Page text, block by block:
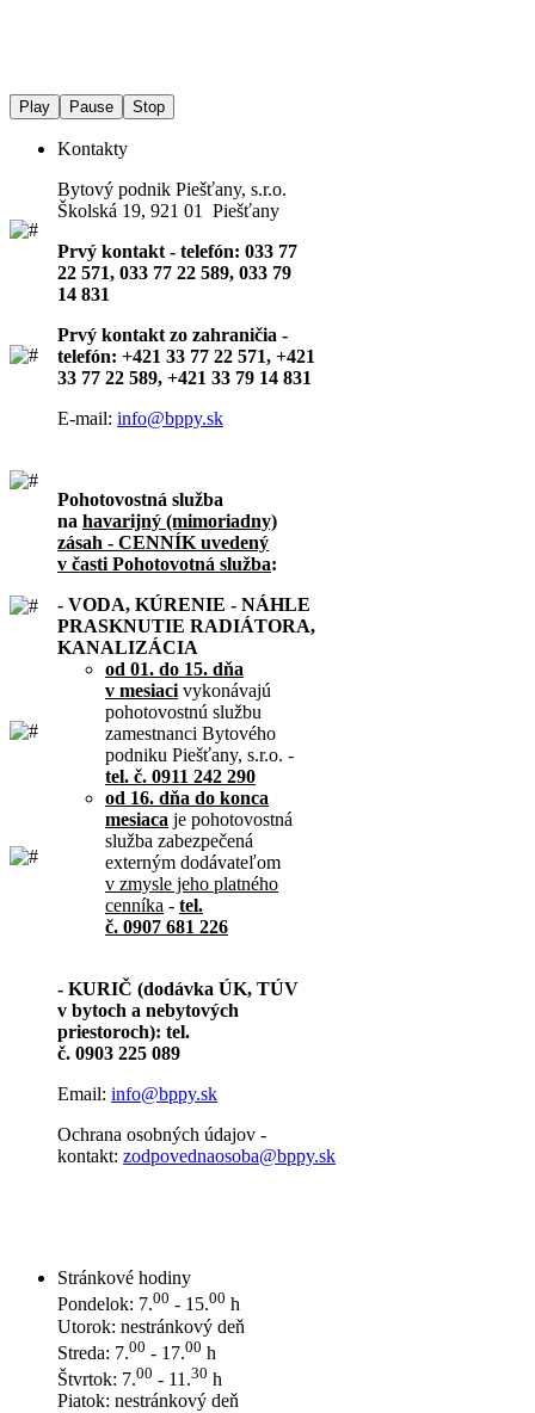
Play Pause Stop
Kontakty
Bytový podnik Piešťany, s.r.o.
Školská 19, 921 01 Piešťany
Prvý kontakt - telefón: 033 77
22 571, 033 77 22 589, 033 79
14 831
Prvý kontakt zo zahraničia -
telefón: +421 33 77 22 571, +421
33 77 22 589, +421 33 79 14 831
E-mail: info@bppy.sk
Pohotovostná služba
na havarijný (mimoriadny)
zásah - CENNÍK uvedený
v časti Pohotovotná služba:
- VODA, KÚRENIE - NÁHLE
PRASKNUTIE RADIÁTORA,
KANALIZÁCIA
od 01. do 15. dňa
v mesiaci vykonávajú
pohotovostnú službu
zamestnanci Bytového
podniku Piešťany, s.r.o. -
tel. č. 0911 242 290
od 16. dňa do konca
mesiaca je pohotovostná
služba zabezpečená
externým dodávateľom
v zmysle jeho platného
cenníka - tel.
č. 0907 681 226
- KURIČ (dodávka ÚK, TÚV
v bytoch a nebytových
priestoroch): tel.
č. 0903 225 089
Email: info@bppy.sk
Ochrana osobných údajov -
kontakt: zodpovednaosoba@bppy.sk
Stránkové hodiny
Pondelok: 7.00 - 15.00 h
Utorok: nestránkový deň
Streda: 7.00 - 17.00 h
Štvrtok: 7.00 - 11.30 h
Piatok: nestránkový deň